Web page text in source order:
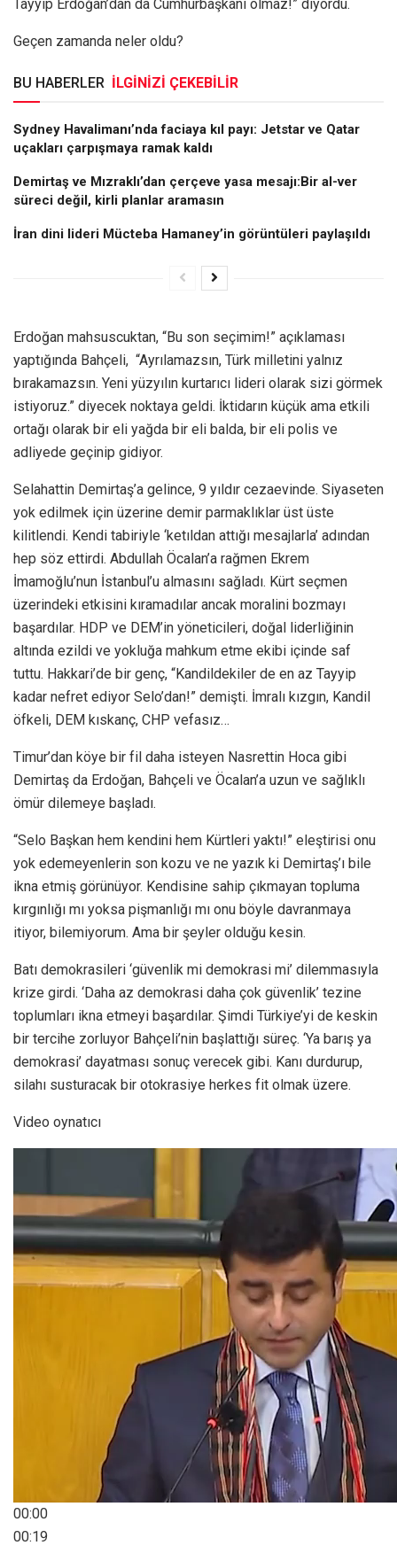
Tayyip Erdoğan’dan da Cumhurbaşkanı olmaz!” diyordu.
Geçen zamanda neler oldu?
BU HABERLER İLGİNİZİ ÇEKEBİLİR
Sydney Havalimanı’nda faciaya kıl payı: Jetstar ve Qatar
uçakları çarpışmaya ramak kaldı
Demirtaş ve Mızraklı’dan çerçeve yasa mesajı:Bir al-ver
süreci değil, kirli planlar aramasın
İran dini lideri Mücteba Hamaney’in görüntüleri paylaşıldı
Erdoğan mahsuscuktan, “Bu son seçimim!” açıklaması
yaptığında Bahçeli, “Ayrılamazsın, Türk milletini yalnız
bırakamazsın. Yeni yüzyılın kurtarıcı lideri olarak sizi görmek
istiyoruz.” diyecek noktaya geldi. İktidarın küçük ama etkili
ortağı olarak bir eli yağda bir eli balda, bir eli polis ve
adliyede geçinip gidiyor.
Selahattin Demirtaş’a gelince, 9 yıldır cezaevinde. Siyaseten
yok edilmek için üzerine demir parmaklıklar üst üste
kilitlendi. Kendi tabiriyle ‘ketıldan attığı mesajlarla’ adından
hep söz ettirdi. Abdullah Öcalan’a rağmen Ekrem
İmamoğlu’nun İstanbul’u almasını sağladı. Kürt seçmen
üzerindeki etkisini kıramadılar ancak moralini bozmayı
başardılar. HDP ve DEM’in yöneticileri, doğal liderliğinin
altında ezildi ve yokluğa mahkum etme ekibi içinde saf
tuttu. Hakkari’de bir genç, “Kandildekiler de en az Tayyip
kadar nefret ediyor Selo’dan!” demişti. İmralı kızgın, Kandil
öfkeli, DEM kıskanç, CHP vefasız…
Timur’dan köye bir fil daha isteyen Nasrettin Hoca gibi
Demirtaş da Erdoğan, Bahçeli ve Öcalan’a uzun ve sağlıklı
ömür dilemeye başladı.
“Selo Başkan hem kendini hem Kürtleri yaktı!” eleştirisi onu
yok edemeyenlerin son kozu ve ne yazık ki Demirtaş’ı bile
ikna etmiş görünüyor. Kendisine sahip çıkmayan topluma
kırgınlığı mı yoksa pişmanlığı mı onu böyle davranmaya
itiyor, bilemiyorum. Ama bir şeyler olduğu kesin.
Batı demokrasileri ‘güvenlik mi demokrasi mi’ dilemmasıyla
krize girdi. ‘Daha az demokrasi daha çok güvenlik’ tezine
toplumları ikna etmeyi başardılar. Şimdi Türkiye’yi de keskin
bir tercihe zorluyor Bahçeli’nin başlattığı süreç. ‘Ya barış ya
demokrasi’ dayatması sonuç verecek gibi. Kanı durdurup,
silahı susturacak bir otokrasiye herkes fit olmak üzere.
Video oynatıcı
00:00
00:19